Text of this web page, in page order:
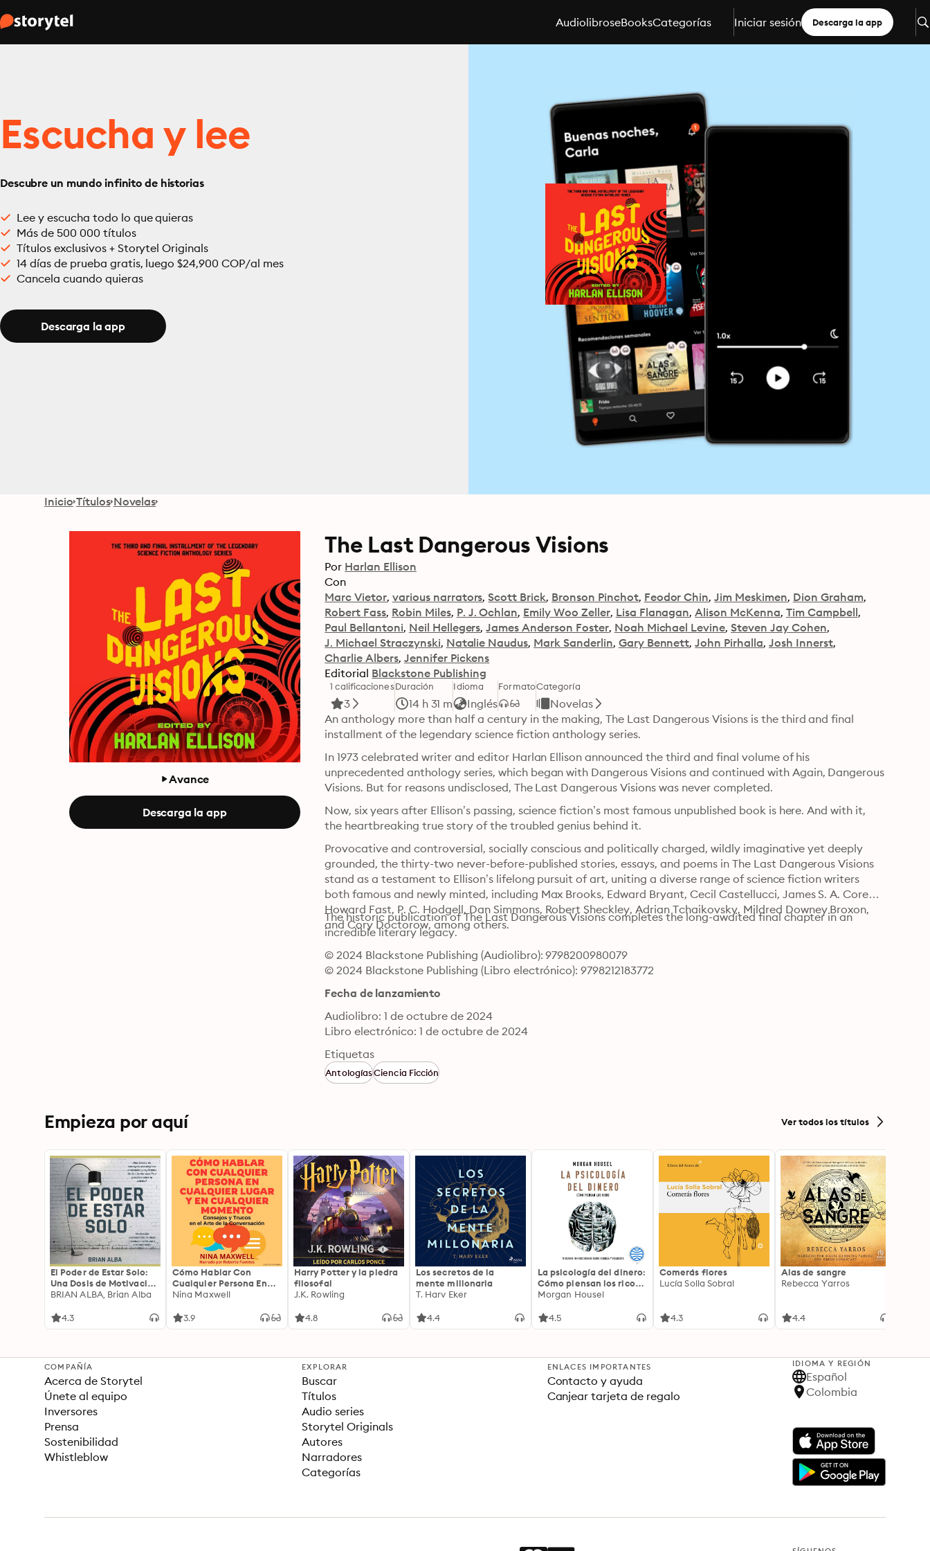
AudiolibroseBooksCategorías Iniciar sesión Descarga la app
Escucha y lee
Descubre un mundo infinito de historias
Lee y escucha todo lo que quieras
Más de 500 000 títulos
Títulos exclusivos + Storytel Originals
14 días de prueba gratis, luego $24,900 COP/al mes
Cancela cuando quieras
Descarga la app
Inicio Títulos Novelas
Avance
Descarga la app
The Last Dangerous Visions
Por Harlan Ellison
Con
Marc Vietor various narrators Scott Brick Bronson Pinchot Feodor Chin Jim Meskimen Dion Graham
Robert Fass Robin Miles P. J. Ochlan Emily Woo Zeller Lisa Flanagan Alison McKenna Tim Campbell
Paul Bellantoni Neil Hellegers James Anderson Foster Noah Michael Levine Steven Jay Cohen
J. Michael Straczynski Natalie Naudus Mark Sanderlin Gary Bennett John Pirhalla Josh Innerst
Charlie Albers Jennifer Pickens
Editorial Blackstone Publishing
1 calificaciones
3
Duración
14 h 31 m
Idioma
Inglés
FormatoCategoría
Novelas
An anthology more than half a century in the making, The Last Dangerous Visions is the third and final
installment of the legendary science fiction anthology series.
In 1973 celebrated writer and editor Harlan Ellison announced the third and final volume of his
unprecedented anthology series, which began with Dangerous Visions and continued with Again, Dangerous
Visions. But for reasons undisclosed, The Last Dangerous Visions was never completed.
Now, six years after Ellison’s passing, science fiction’s most famous unpublished book is here. And with it,
the heartbreaking true story of the troubled genius behind it.
Provocative and controversial, socially conscious and politically charged, wildly imaginative yet deeply
grounded, the thirty-two never-before-published stories, essays, and poems in The Last Dangerous Visions
stand as a testament to Ellison’s lifelong pursuit of art, uniting a diverse range of science fiction writers
both famous and newly minted, including Max Brooks, Edward Bryant, Cecil Castellucci, James S. A. Corey,
Howard Fast, P. C. Hodgell, Dan Simmons, Robert Sheckley, Adrian Tchaikovsky, Mildred Downey Broxon,
and Cory Doctorow, among others.
The historic publication of The Last Dangerous Visions completes the long-awaited final chapter in an
incredible literary legacy.
© 2024 Blackstone Publishing (Audiolibro): 9798200980079
© 2024 Blackstone Publishing (Libro electrónico): 9798212183772
Fecha de lanzamiento
Audiolibro: 1 de octubre de 2024
Libro electrónico: 1 de octubre de 2024
Etiquetas
AntologíasCiencia Ficción
Empieza por aquí Ver todos los títulos
El Poder de Estar Solo:
Una Dosis de Motivación
Acompañada de Ideas
una Vida Mejor
BRIAN ALBA, Brian Alba
4.3
Cómo Hablar Con
Cualquier Persona En
Cualquier Lugar Y En
Nina Maxwell
3.9
Harry Potter y la piedra
filosofal
J.K. Rowling
4.8
Los secretos de la
mente millonaria
T. Harv Eker
4.4
La psicología del dinero:
Cómo piensan los ricos:
18 claves imperecederas
Morgan Housel
4.5
Comerás flores
Lucía Solla Sobral
4.3
Alas de sangre
Rebecca Yarros
4.4
COMPAÑÍA
Acerca de Storytel
Únete al equipo
Inversores
Prensa
Sostenibilidad
Whistleblow
EXPLORAR
Buscar
Títulos
Audio series
Storytel Originals
Autores
Narradores
Categorías
ENLACES IMPORTANTES
Contacto y ayuda
Canjear tarjeta de regalo
IDIOMA Y REGIÓN
Español
Colombia